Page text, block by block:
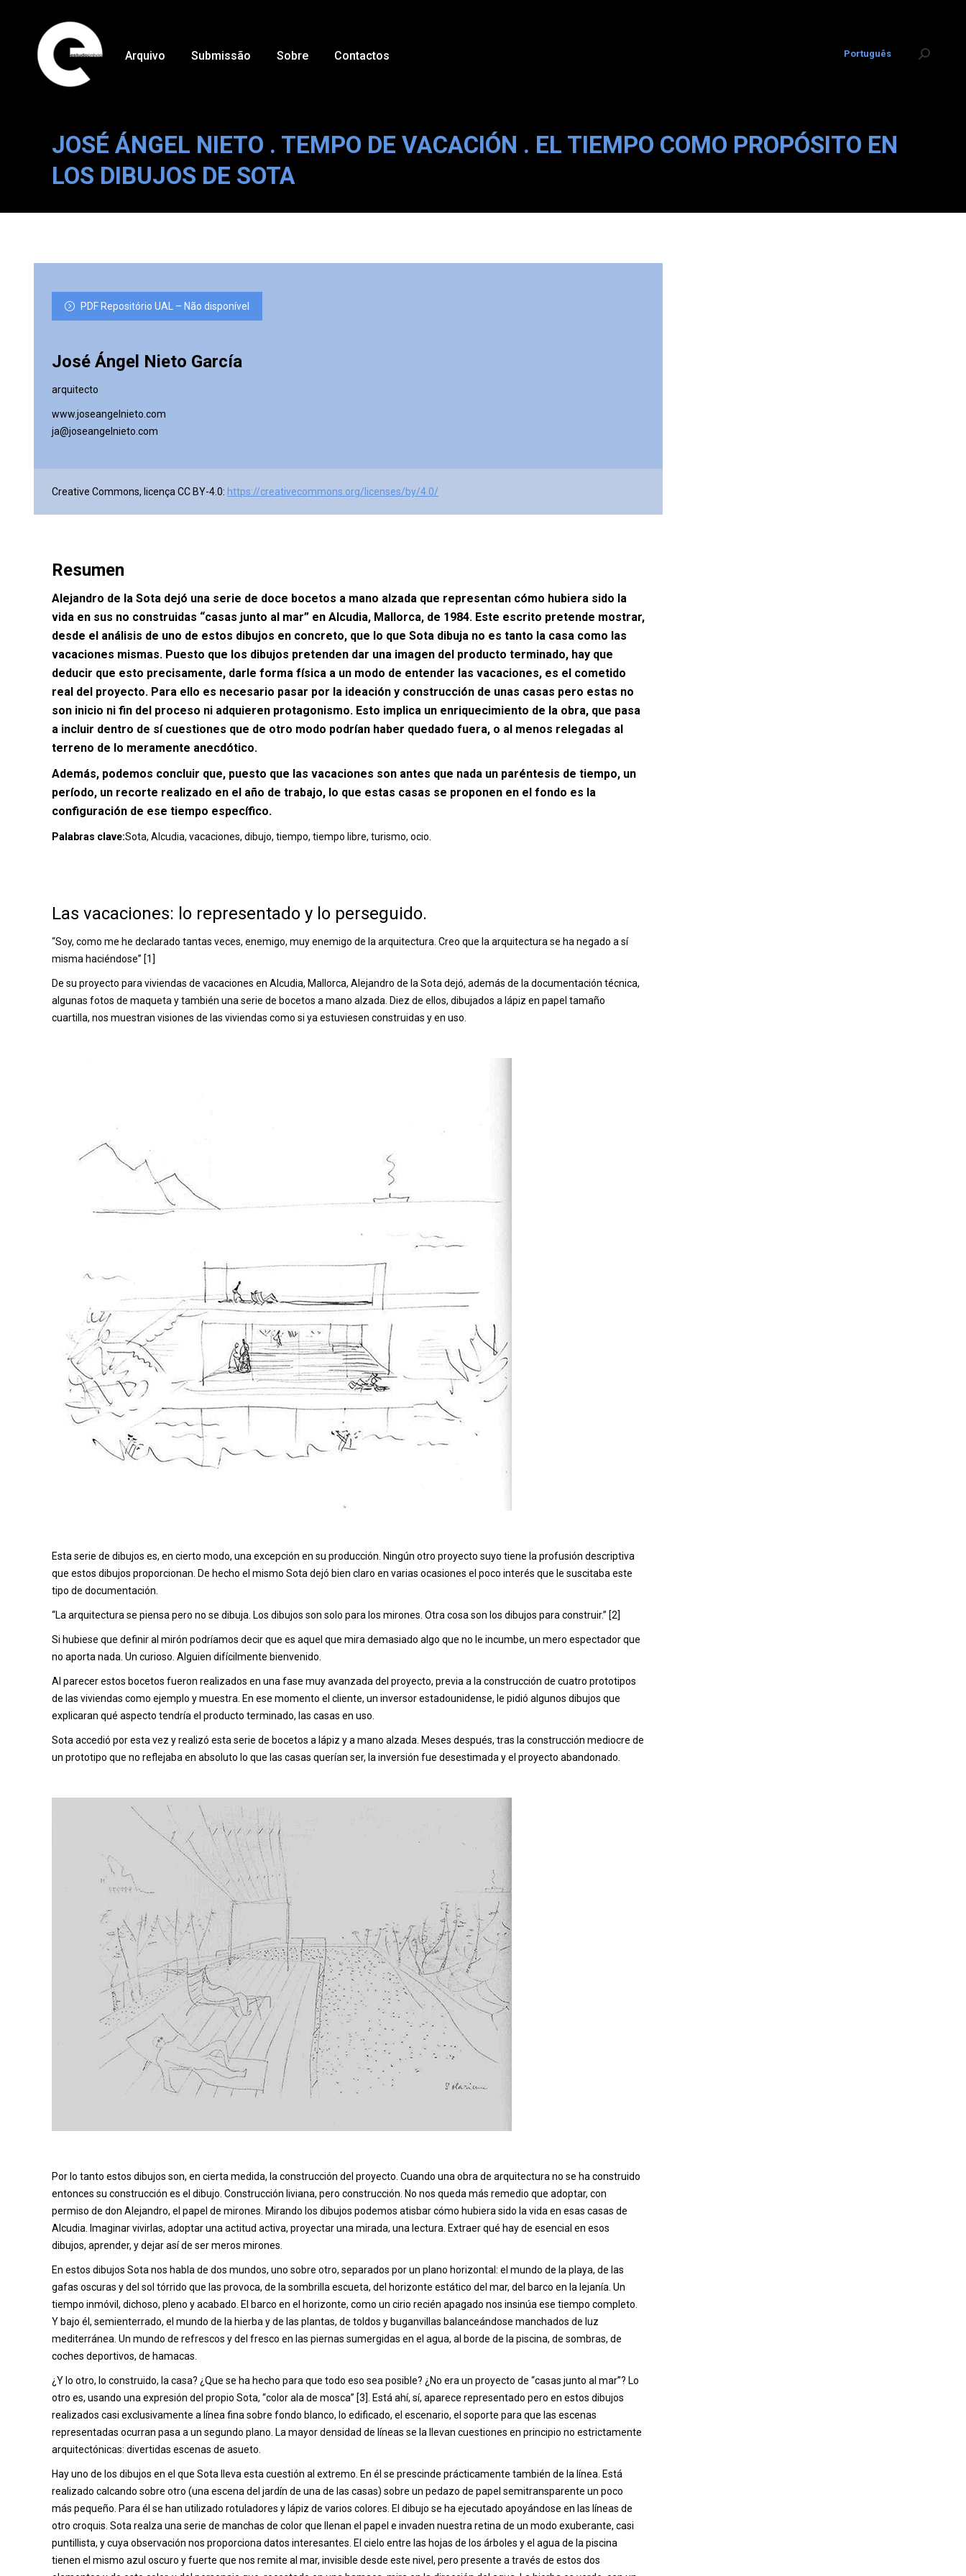
Arquivo Submissão Sobre Contactos Português Search:
JOSÉ ÁNGEL NIETO . TEMPO DE VACACIÓN . EL TIEMPO COMO PROPÓSITO EN
LOS DIBUJOS DE SOTA
PDF Repositório UAL – Não disponível
José Ángel Nieto García
arquitecto
www.joseangelnieto.com
ja@joseangelnieto.com
Creative Commons, licença CC BY-4.0: https://creativecommons.org/licenses/by/4.0/
Resumen
Alejandro de la Sota dejó una serie de doce bocetos a mano alzada que representan cómo hubiera sido la
vida en sus no construidas “casas junto al mar” en Alcudia, Mallorca, de 1984. Este escrito pretende mostrar,
desde el análisis de uno de estos dibujos en concreto, que lo que Sota dibuja no es tanto la casa como las
vacaciones mismas. Puesto que los dibujos pretenden dar una imagen del producto terminado, hay que
deducir que esto precisamente, darle forma física a un modo de entender las vacaciones, es el cometido
real del proyecto. Para ello es necesario pasar por la ideación y construcción de unas casas pero estas no
son inicio ni fin del proceso ni adquieren protagonismo. Esto implica un enriquecimiento de la obra, que pasa
a incluir dentro de sí cuestiones que de otro modo podrían haber quedado fuera, o al menos relegadas al
terreno de lo meramente anecdótico.
Además, podemos concluir que, puesto que las vacaciones son antes que nada un paréntesis de tiempo, un
período, un recorte realizado en el año de trabajo, lo que estas casas se proponen en el fondo es la
configuración de ese tiempo específico.
Palabras clave:Sota, Alcudia, vacaciones, dibujo, tiempo, tiempo libre, turismo, ocio.
Las vacaciones: lo representado y lo perseguido.
“Soy, como me he declarado tantas veces, enemigo, muy enemigo de la arquitectura. Creo que la arquitectura se ha negado a sí
misma haciéndose” [1]
De su proyecto para viviendas de vacaciones en Alcudia, Mallorca, Alejandro de la Sota dejó, además de la documentación técnica,
algunas fotos de maqueta y también una serie de bocetos a mano alzada. Diez de ellos, dibujados a lápiz en papel tamaño
cuartilla, nos muestran visiones de las viviendas como si ya estuviesen construidas y en uso.
Esta serie de dibujos es, en cierto modo, una excepción en su producción. Ningún otro proyecto suyo tiene la profusión descriptiva
que estos dibujos proporcionan. De hecho el mismo Sota dejó bien claro en varias ocasiones el poco interés que le suscitaba este
tipo de documentación.
“La arquitectura se piensa pero no se dibuja. Los dibujos son solo para los mirones. Otra cosa son los dibujos para construir.” [2]
Si hubiese que definir al mirón podríamos decir que es aquel que mira demasiado algo que no le incumbe, un mero espectador que
no aporta nada. Un curioso. Alguien difícilmente bienvenido.
Al parecer estos bocetos fueron realizados en una fase muy avanzada del proyecto, previa a la construcción de cuatro prototipos
de las viviendas como ejemplo y muestra. En ese momento el cliente, un inversor estadounidense, le pidió algunos dibujos que
explicaran qué aspecto tendría el producto terminado, las casas en uso.
Sota accedió por esta vez y realizó esta serie de bocetos a lápiz y a mano alzada. Meses después, tras la construcción mediocre de
un prototipo que no reflejaba en absoluto lo que las casas querían ser, la inversión fue desestimada y el proyecto abandonado.
Por lo tanto estos dibujos son, en cierta medida, la construcción del proyecto. Cuando una obra de arquitectura no se ha construido
entonces su construcción es el dibujo. Construcción liviana, pero construcción. No nos queda más remedio que adoptar, con
permiso de don Alejandro, el papel de mirones. Mirando los dibujos podemos atisbar cómo hubiera sido la vida en esas casas de
Alcudia. Imaginar vivirlas, adoptar una actitud activa, proyectar una mirada, una lectura. Extraer qué hay de esencial en esos
dibujos, aprender, y dejar así de ser meros mirones.
En estos dibujos Sota nos habla de dos mundos, uno sobre otro, separados por un plano horizontal: el mundo de la playa, de las
gafas oscuras y del sol tórrido que las provoca, de la sombrilla escueta, del horizonte estático del mar, del barco en la lejanía. Un
tiempo inmóvil, dichoso, pleno y acabado. El barco en el horizonte, como un cirio recién apagado nos insinúa ese tiempo completo.
Y bajo él, semienterrado, el mundo de la hierba y de las plantas, de toldos y buganvillas balanceándose manchados de luz
mediterránea. Un mundo de refrescos y del fresco en las piernas sumergidas en el agua, al borde de la piscina, de sombras, de
coches deportivos, de hamacas.
¿Y lo otro, lo construido, la casa? ¿Que se ha hecho para que todo eso sea posible? ¿No era un proyecto de “casas junto al mar”? Lo
otro es, usando una expresión del propio Sota, “color ala de mosca” [3]. Está ahí, sí, aparece representado pero en estos dibujos
realizados casi exclusivamente a línea fina sobre fondo blanco, lo edificado, el escenario, el soporte para que las escenas
representadas ocurran pasa a un segundo plano. La mayor densidad de líneas se la llevan cuestiones en principio no estrictamente
arquitectónicas: divertidas escenas de asueto.
Hay uno de los dibujos en el que Sota lleva esta cuestión al extremo. En él se prescinde prácticamente también de la línea. Está
realizado calcando sobre otro (una escena del jardín de una de las casas) sobre un pedazo de papel semitransparente un poco
más pequeño. Para él se han utilizado rotuladores y lápiz de varios colores. El dibujo se ha ejecutado apoyándose en las líneas de
otro croquis. Sota realza una serie de manchas de color que llenan el papel e invaden nuestra retina de un modo exuberante, casi
puntillista, y cuya observación nos proporciona datos interesantes. El cielo entre las hojas de los árboles y el agua de la piscina
tienen el mismo azul oscuro y fuerte que nos remite al mar, invisible desde este nivel, pero presente a través de estos dos